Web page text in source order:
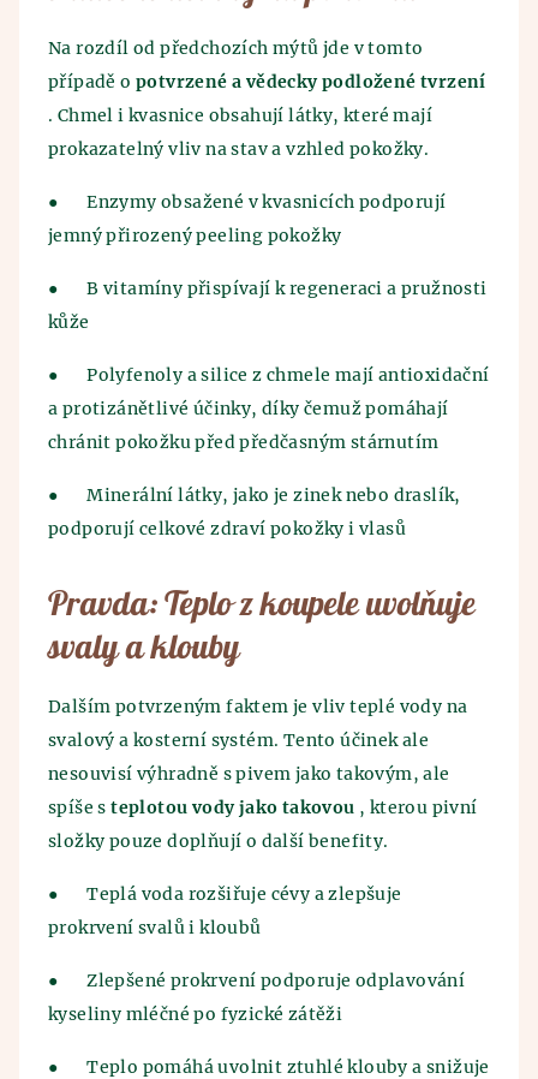
Na rozdíl od předchozích mýtů jde v tomto
případě opotvrzené a vědecky podložené tvrzení
. Chmel i kvasnice obsahují látky, které mají
prokazatelný vliv na stav a vzhled pokožky.
●
Enzymy obsažené v kvasnicích podporují
jemný přirozený peeling pokožky
●
B vitamíny přispívají k regeneraci a pružnosti
kůže
●
Polyfenoly a silice z chmele mají antioxidační
a protizánětlivé účinky, díky čemuž pomáhají
chránit pokožku před předčasným stárnutím
●
Minerální látky, jako je zinek nebo draslík,
podporují celkové zdraví pokožky i vlasů
Pravda: Teplo z koupele uvolňuje
svaly a klouby
Dalším potvrzeným faktem je vliv teplé vody na
svalový a kosterní systém. Tento účinek ale
nesouvisí výhradně s pivem jako takovým, ale
spíše steplotou vody jako takovou , kterou pivní
složky pouze doplňují o další benefity.
●
Teplá voda rozšiřuje cévy a zlepšuje
prokrvení svalů i kloubů
●
Zlepšené prokrvení podporuje odplavování
kyseliny mléčné po fyzické zátěži
●
Teplo pomáhá uvolnit ztuhlé klouby a snižuje